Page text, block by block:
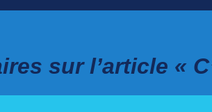
sur l’article «